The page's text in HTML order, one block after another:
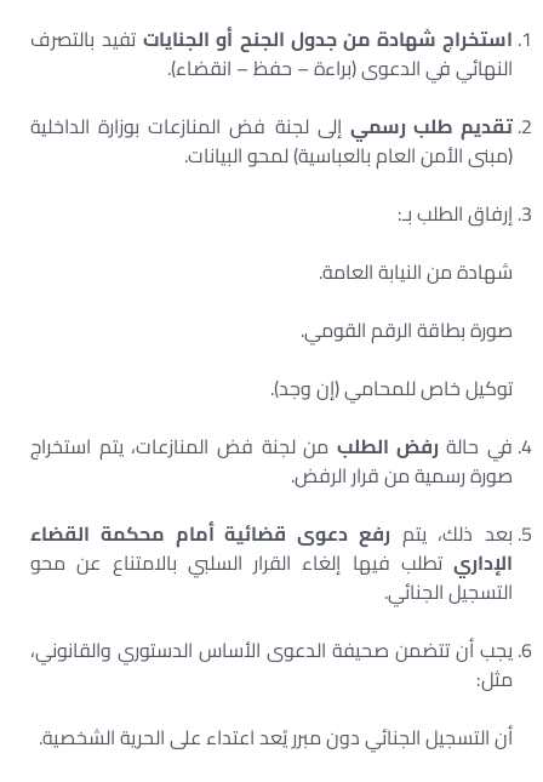
استخراج شهادة من جدول الجنح أو الجناياتتفيد بالتصرف
النهائي في الدعوى (براءة – حفظ – انقضاء).
تقديم طلب رسمي إلى لجنة فض المنازعات بوزارة الداخلية
(مبنى الأمن العام بالعباسية) لمحو البيانات.
إرفاق الطلب بـ:
شهادة من النيابة العامة.
صورة بطاقة الرقم القومي.
توكيل خاص للمحامي (إن وجد).
في حالة رفض الطلب من لجنة فض المنازعات، يتم استخراج
صورة رسمية من قرار الرفض.
بعد ذلك، يتم رفع دعوى قضائية أمام محكمة القضاء
الإداري تطلب فيها إلغاء القرار السلبي بالامتناع عن محو
التسجيل الجنائي.
يجب أن تتضمن صحيفة الدعوى الأساس الدستوري والقانوني،
مثل:
أن التسجيل الجنائي دون مبرر يُعد اعتداء على الحرية الشخصية.